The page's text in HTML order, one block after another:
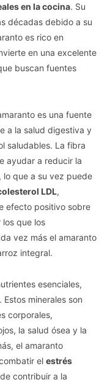
en la cocina. Su
décadas debido a su
es rico en
en una excelente
buscan fuentes
es una fuente
a la salud digestiva y
saludables. La fibra
ayudar a reducir la
lo que a su vez puede
LDL,
efecto positivo sobre
los que los
vez más el amaranto
integral.
esenciales,
minerales son
corporales,
la salud ósea y la
el amaranto
el estrés
contribuir a la